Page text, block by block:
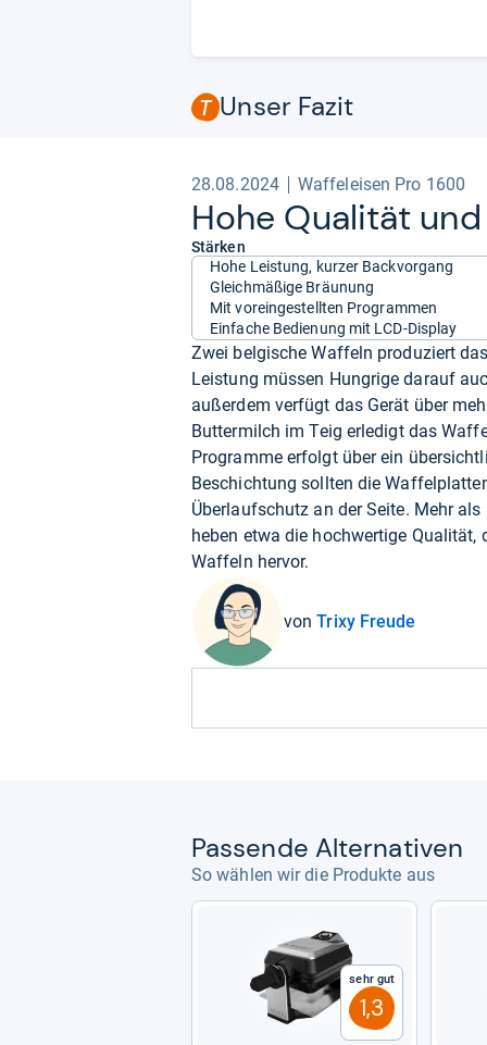
Unser Fazit
28.08.2024 Waffeleisen Pro 1600
Hohe Qua­li­tät
Stärken
Hohe Leistung, kurzer Backvorgang
Gleichmäßige Bräunung
Mit voreingestellten Programmen
Einfache Bedienung mit LCD-Display
Zwei belgische Waffeln produziert
Leistung müssen Hungrige darauf
außerdem verfügt das Gerät über
Buttermilch im Teig erledigt das
Programme erfolgt über ein
Beschichtung sollten die
Überlaufschutz an der Seite. Mehr
heben etwa die hochwertige
Waffeln hervor.
vonTrixy Freude
Pas­sende Alter­na­ti­ven
So wählen wir die Produkte aus
Sehr gut
1,3